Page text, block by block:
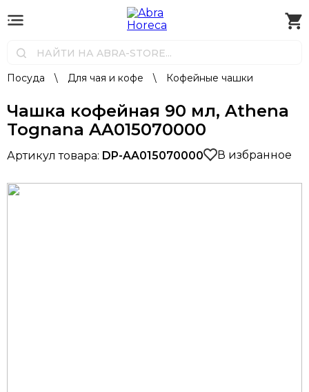
Посуда \ Для чая и кофе \ Кофейные чашки
Чашка кофейная 90 мл, Athena
Tognana AA015070000
Артикул товара: DP-AA015070000 В избранное